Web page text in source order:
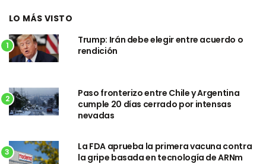
LO MÁS VISTO
1
Trump: Irán debe elegir entre acuerdo o
rendición
2
Paso fronterizo entre Chile y Argentina
cumple 20 días cerrado por intensas
nevadas
3
La FDA aprueba la primera vacuna contra
la gripe basada en tecnología de ARNm